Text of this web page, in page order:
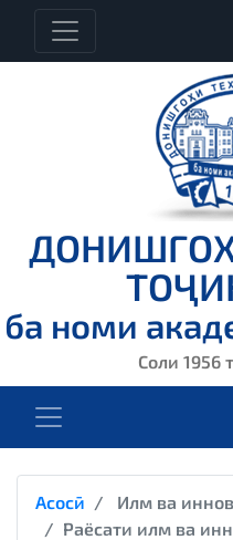
ба номи
Соли 1956
Асосӣ
Илм ва
Раёсати илм ва